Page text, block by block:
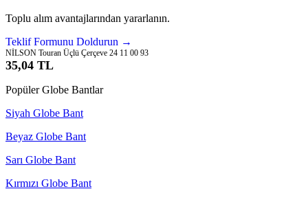
Toplu alım avantajlarından yararlanın.
Teklif Formunu Doldurun →
NİLSON Touran Üçlü Çerçeve 24 11 00 93
35,04 TL
Popüler Globe Bantlar
Siyah Globe Bant
Beyaz Globe Bant
Sarı Globe Bant
Kırmızı Globe Bant